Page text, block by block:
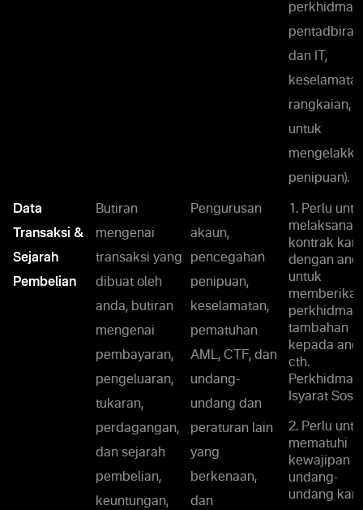
pentadbiran
dan IT,
rangkaian,
untuk
penipuan).
Data
Transaksi &
Sejarah
Pembelian
Butiran
mengenai
transaksi yang
dibuat oleh
anda, butiran
mengenai
pembayaran,
pengeluaran,
tukaran,
perdagangan,
dan sejarah
pembelian,
keuntungan,
Pengurusan
akaun,
pencegahan
penipuan,
keselamatan,
pematuhan
AML, CTF, dan
undang-
undang dan
peraturan lain
yang
berkenaan,
dan
1. Perlu
kontrak
dengan
untuk
memberikan
tambahan
kepada
cth.
Isyarat
2. Perlu
mematuhi
kewajipan
undang-
undang